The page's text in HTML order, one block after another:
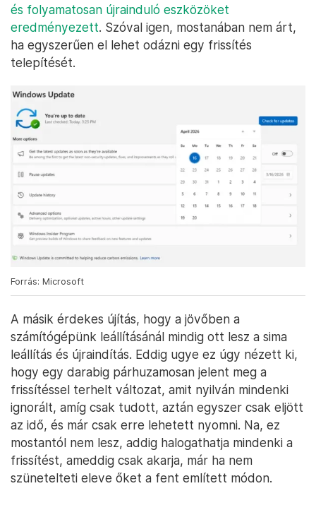
és folyamatosan újrainduló eszközöket
eredményezett. Szóval igen, mostanában nem árt,
ha egyszerűen el lehet odázni egy frissítés
telepítését.
Forrás: Microsoft
A másik érdekes újítás, hogy a jövőben a
számítógépünk leállításánál mindig ott lesz a sima
leállítás és újraindítás. Eddig ugye ez úgy nézett ki,
hogy egy darabig párhuzamosan jelent meg a
frissítéssel terhelt változat, amit nyilván mindenki
ignorált, amíg csak tudott, aztán egyszer csak eljött
az idő, és már csak erre lehetett nyomni. Na, ez
mostantól nem lesz, addig halogathatja mindenki a
frissítést, ameddig csak akarja, már ha nem
szünetelteti eleve őket a fent említett módon.